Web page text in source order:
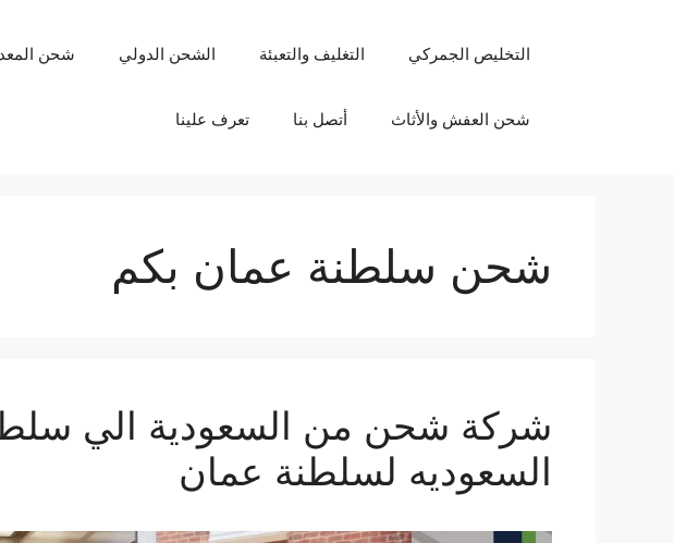
التخليص الجمركي التغليف والتعبئة الشحن الدولي شحن
شحن العفش والأثاث أتصل بنا تعرف علينا
شحن سلطنة عمان بكم
السعوديه لسلطنة عمان